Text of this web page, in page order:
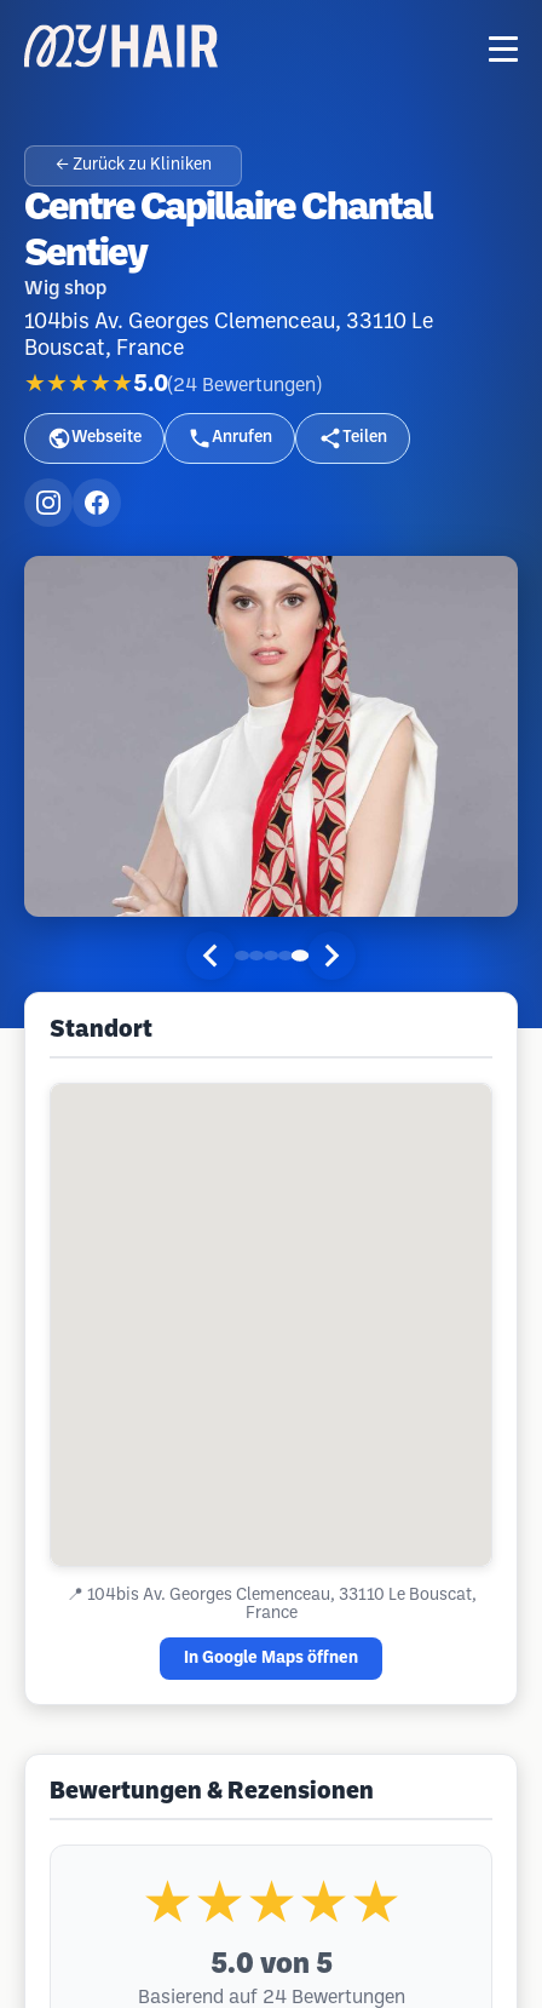
← Zurück zu Kliniken
Centre Capillaire Chantal
Sentiey
Wig shop
104bis Av. Georges Clemenceau, 33110 Le
Bouscat, France
★★★★★5.0(24 Bewertungen )
Webseite Anrufen Teilen
Standort
📍 104bis Av. Georges Clemenceau, 33110 Le Bouscat,
France
In Google Maps öffnen
Bewertungen & Rezensionen
★★★★★
5.0 von 5
Basierend auf 24 Bewertungen